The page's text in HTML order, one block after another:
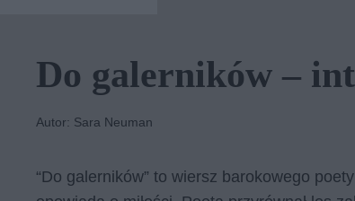
Do galerników –
Autor: Sara Neuman
“Do galerników” to wiersz barokowego